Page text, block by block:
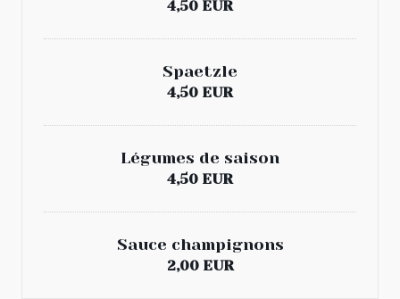
4,50 EUR
Spaetzle
4,50 EUR
Légumes de saison
4,50 EUR
Sauce champignons
2,00 EUR